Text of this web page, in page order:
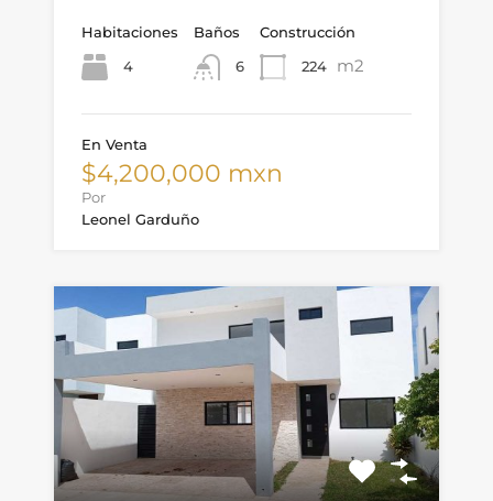
Habitaciones
4
Baños
6
Construcción
224
m2
En Venta
$4,200,000 mxn
Por
Leonel Garduño